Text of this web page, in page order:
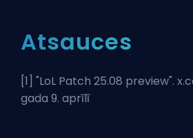
Atsauces
[1] "LoL Patch 25.08 preview".
gada 9. aprīlī